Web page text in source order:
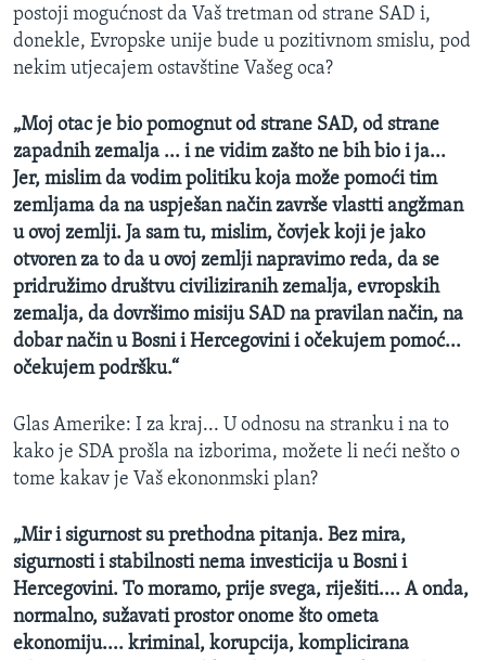
postoji mogućnost da Vaš tretman od strane SAD i,
donekle, Evropske unije bude u pozitivnom smislu, pod
nekim utjecajem ostavštine Vašeg oca?
„Moj otac je bio pomognut od strane SAD, od strane
zapadnih zemalja ... i ne vidim zašto ne bih bio i ja...
Jer, mislim da vodim politiku koja može pomoći tim
zemljama da na uspješan način završe vlastti angžman
u ovoj zemlji. Ja sam tu, mislim, čovjek koji je jako
otvoren za to da u ovoj zemlji napravimo reda, da se
pridružimo društvu civiliziranih zemalja, evropskih
zemalja, da dovršimo misiju SAD na pravilan način, na
dobar način u Bosni i Hercegovini i očekujem pomoć...
očekujem podršku.“
Glas Amerike: I za kraj... U odnosu na stranku i na to
kako je SDA prošla na izborima, možete li neći nešto o
tome kakav je Vaš ekononmski plan?
„Mir i sigurnost su prethodna pitanja. Bez mira,
sigurnosti i stabilnosti nema investicija u Bosni i
Hercegovini. To moramo, prije svega, riješiti.... A onda,
normalno, sužavati prostor onome što ometa
ekonomiju.... kriminal, korupcija, komplicirana